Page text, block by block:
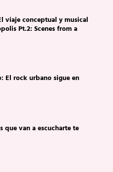
viaje conceptual y musical
Pt.2: Scenes from a
El rock urbano sigue en
que van a escucharte te